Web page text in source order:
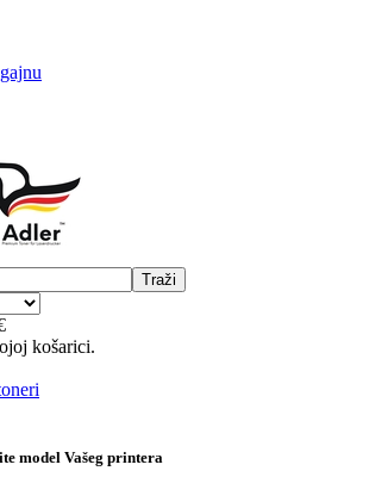
Traži
košarici.
model Vašeg printera